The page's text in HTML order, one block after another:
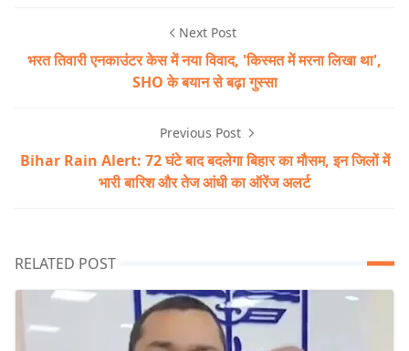
Next Post
भरत तिवारी एनकाउंटर केस में नया विवाद, 'किस्मत में मरना लिखा था',
SHO के बयान से बढ़ा गुस्सा
Previous Post
Bihar Rain Alert: 72 घंटे बाद बदलेगा बिहार का मौसम, इन जिलों में
भारी बारिश और तेज आंधी का ऑरेंज अलर्ट
RELATED POST